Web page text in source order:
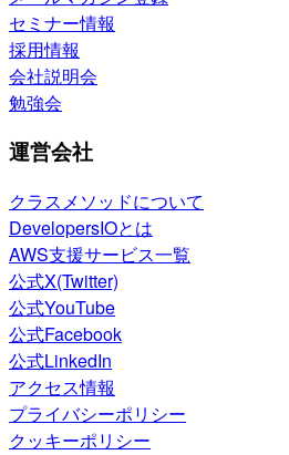
セミナー情報
採用情報
会社説明会
勉強会
運営会社
クラスメソッドについて
DevelopersIOとは
AWS支援サービス一覧
公式X(Twitter)
公式YouTube
公式Facebook
公式LinkedIn
アクセス情報
プライバシーポリシー
クッキーポリシー